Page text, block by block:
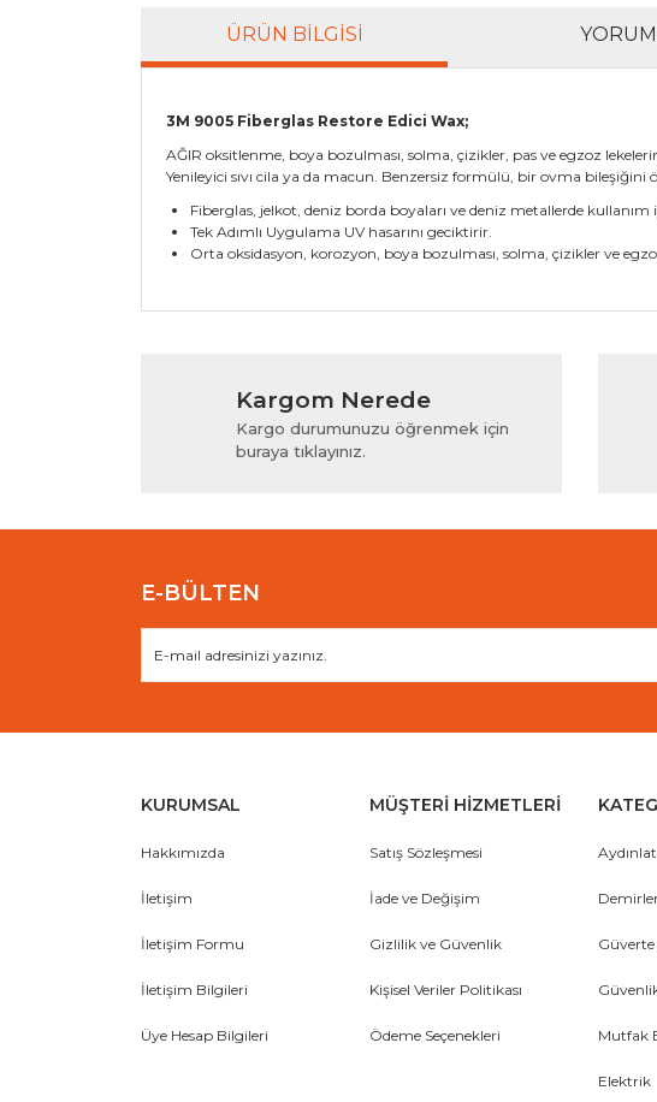
ÜRÜN BILGISI
3M 9005 Fiberglas Restore Edici Wax;
AĞIR oksitlenme, boya bozulması, solma, çizikler, pas ve egzoz
Yenileyici sıvı cila ya da macun. Benzersiz formülü, bir ovma
Fiberglas, jelkot, deniz borda boyaları ve deniz metallerde
Tek Adımlı Uygulama UV hasarını geciktirir.
Orta oksidasyon, korozyon, boya bozulması, solma, çizikler ve
Bu ürünün fiyat bilgisi, resim, ürün açıklamalarında ve diğer
Ürün resmi kalitesiz, bozuk veya görüntülenemiyor.
Ürün açıklamasında eksik bilgiler bulunuyor.
Ürün bilgilerinde hatalar bulunuyor.
Bu ürüne benzer farklı alternatifler olmalı.
Kargom Nerede
Kargo durumunuzu öğrenmek için
buraya tıklayınız.
E-BÜLTEN
KURUMSAL
Hakkımızda
İletişim
İletişim Formu
İletişim Bilgileri
Üye Hesap Bilgileri
MÜŞTERİ HİZMETLERİ
Satış Sözleşmesi
İade ve Değişim
Gizlilik ve Güvenlik
Kişisel Veriler Politikası
Ödeme Seçenekleri Mutfak
Elektrik